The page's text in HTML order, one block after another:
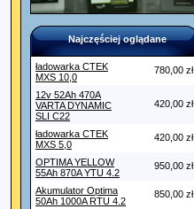
Najczęściej oglądane
ładowarka CTEK
MXS 10,0
780,00 zł
12v 52Ah 470A
VARTA DYNAMIC
SLI C22
420,00 zł
ładowarka CTEK
MXS 5,0
420,00 zł
OPTIMA YELLOW
55Ah 870A YTU 4.2
950,00 zł
Akumulator Optima
50Ah 1000A RTU 4.2
850,00 zł